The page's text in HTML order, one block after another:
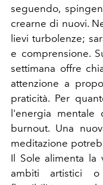
seguendo,
crearne di nuovi.
lievi turbolenze;
e comprensione.
settimana offre
attenzione a
praticità. Per
l'energia mentale
burnout. Una
meditazione
Il Sole alimenta la
ambiti artistici o